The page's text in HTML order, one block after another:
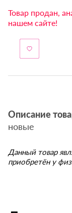
Товар продан,
нашем сайте!
Описание
новые
Данный товар
приобретён у